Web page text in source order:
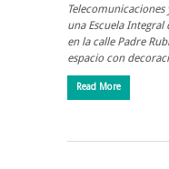
una Escuela Integral
en la calle Padre
espacio con
Read More